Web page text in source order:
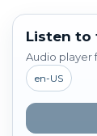
Listen to
Audio player
en-US